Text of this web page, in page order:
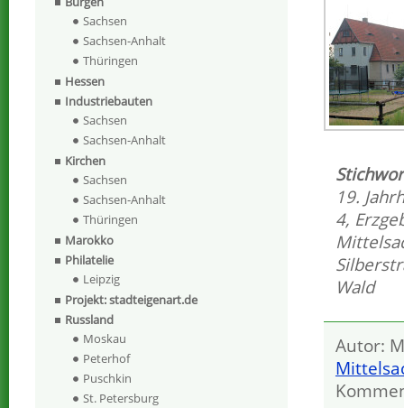
19.
4,
Wald
Autor:
Sachsen
Sachsen-Anhalt
Thüringen
Hessen
Industriebauten
Sachsen
Sachsen-Anhalt
Kirchen
Sachsen
Sachsen-Anhalt
Thüringen
Marokko
Philatelie
Leipzig
Projekt: stadteigenart.de
Russland
Moskau
Peterhof
Puschkin
St. Petersburg